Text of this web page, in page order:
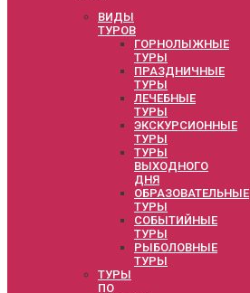
ВИДЫ
ТУРОВ
ГОРНОЛЫЖНЫЕ
ТУРЫ
ПРАЗДНИЧНЫЕ
ТУРЫ
ЛЕЧЕБНЫЕ
ТУРЫ
ЭКСКУРСИОННЫЕ
ТУРЫ
ТУРЫ
ВЫХОДНОГО
ДНЯ
ОБРАЗОВАТЕЛЬНЫЕ
ТУРЫ
СОБЫТИЙНЫЕ
ТУРЫ
РЫБОЛОВНЫЕ
ТУРЫ
ТУРЫ
ПО